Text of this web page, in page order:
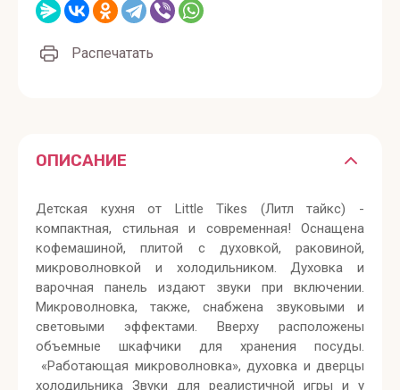
Распечатать
ОПИСАНИЕ
Детская кухня от Little Tikes (Литл тайкс) -
компактная, стильная и современная! Оснащена
кофемашиной, плитой с духовкой, раковиной,
микроволновкой и холодильником. Духовка и
варочная панель издают звуки при включении.
Микроволновка, также, снабжена звуковыми и
световыми эффектами. Вверху расположены
объемные шкафчики для хранения посуды.
«Работающая микроволновка», духовка и дверцы
холодильника Звуки для реалистичной игры и у